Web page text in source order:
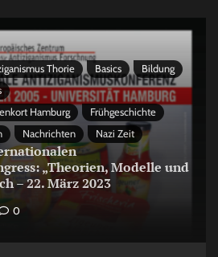
Thorie Basics
Bildung
Hamburg
Frühgeschichte
Nachrichten Nazi Zeit
„Theorien, Modelle und
– 22. März 2023
0